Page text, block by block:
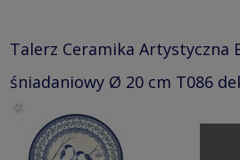
Talerz Ceramika Artystyczna
śniadaniowy Ø 20 cm T086